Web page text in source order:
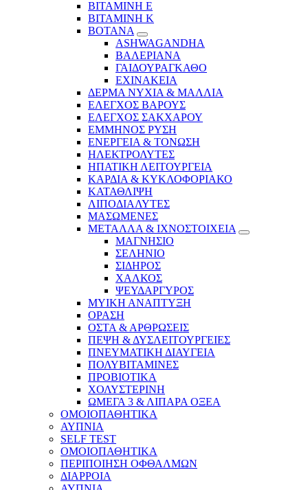
ΒΙΤΑΜΙΝΗ Ε
ΒΙΤΑΜΙΝΗ Κ
ΒΟΤΑΝΑ
ASHWAGANDHA
ΒΑΛΕΡΙΑΝΑ
ΓΑΙΔΟΥΡΑΓΚΑΘΟ
ΕΧΙΝΑΚΕΙΑ
ΔΕΡΜΑ ΝΥΧΙΑ & ΜΑΛΛΙΑ
ΕΛΕΓΧΟΣ ΒΑΡΟΥΣ
ΕΛΕΓΧΟΣ ΣΑΚΧΑΡΟΥ
ΕΜΜΗΝΟΣ ΡΥΣΗ
ΕΝΕΡΓΕΙΑ & ΤΟΝΩΣΗ
ΗΛΕΚΤΡΟΛΥΤΕΣ
ΗΠΑΤΙΚΗ ΛΕΙΤΟΥΡΓΕΙΑ
ΚΑΡΔΙΑ & ΚΥΚΛΟΦΟΡΙΑΚΟ
ΚΑΤΑΘΛΙΨΗ
ΛΙΠΟΔΙΑΛΥΤΕΣ
ΜΑΣΩΜΕΝΕΣ
ΜΕΤΑΛΛΑ & ΙΧΝΟΣΤΟΙΧΕΙΑ
ΜΑΓΝΗΣΙΟ
ΣΕΛΗΝΙΟ
ΣΙΔΗΡΟΣ
ΧΑΛΚΟΣ
ΨΕΥΔΑΡΓΥΡΟΣ
ΜΥΙΚΗ ΑΝΑΠΤΥΞΗ
ΟΡΑΣΗ
ΟΣΤΑ & ΑΡΘΡΩΣΕΙΣ
ΠΕΨΗ & ΔΥΣΛΕΙΤΟΥΡΓΕΙΕΣ
ΠΝΕΥΜΑΤΙΚΗ ΔΙΑΥΓΕΙΑ
ΠΟΛΥΒΙΤΑΜΙΝΕΣ
ΠΡΟΒΙΟΤΙΚΑ
ΧΟΛΥΣΤΕΡΙΝΗ
ΩΜΕΓΑ 3 & ΛΙΠΑΡΑ ΟΞΕΑ
ΟΜΟΙΟΠΑΘΗΤΙΚΑ
ΑΥΠΝΙΑ
SELF TEST
ΟΜΟΙΟΠΑΘΗΤΙΚΑ
ΠΕΡΙΠΟΙΗΣΗ ΟΦΘΑΛΜΩΝ
ΔΙΑΡΡΟΙΑ